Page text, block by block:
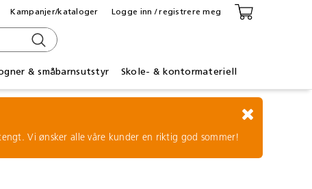
& småbarnsutstyr Skole- & kontormateriell
Kampanjer/kataloger Logge inn / registrere meg
Vi ønsker alle våre kunder en riktig god sommer!